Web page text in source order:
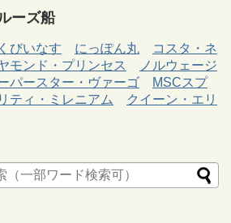
ーズ船
びいなす にっぽん丸
コスタ・ネ
モンド・プリンセス
ノルウェージ
パースター・ヴァーゴ
MSCスプ
ティ・ミレニアム
クイーン・エリ